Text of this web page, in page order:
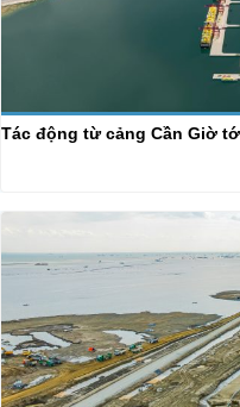
Tác động từ cảng Cần Giờ